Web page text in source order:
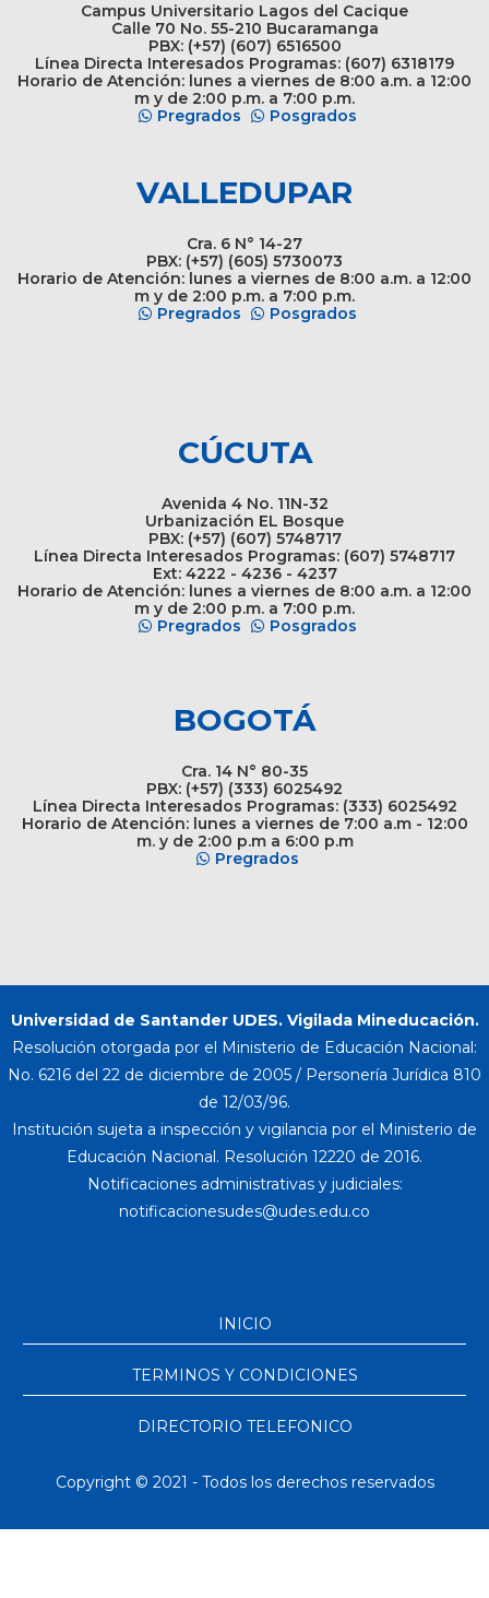
Campus Universitario Lagos del Cacique
Calle 70 No. 55-210 Bucaramanga
PBX: (+57) (607) 6516500
Línea Directa Interesados Programas: (607) 6318179
Horario de Atención: lunes a viernes de 8:00 a.m. a 12:00
m y de 2:00 p.m. a 7:00 p.m.
Pregrados
Posgrados
VALLEDUPAR
Cra. 6 N° 14-27
PBX: (+57) (605) 5730073
Horario de Atención: lunes a viernes de 8:00 a.m. a 12:00
m y de 2:00 p.m. a 7:00 p.m.
Pregrados
Posgrados
CÚCUTA
Avenida 4 No. 11N-32
Urbanización EL Bosque
PBX: (+57) (607) 5748717
Línea Directa Interesados Programas: (607) 5748717
Ext: 4222 - 4236 - 4237
Horario de Atención: lunes a viernes de 8:00 a.m. a 12:00
m y de 2:00 p.m. a 7:00 p.m.
Pregrados
Posgrados
BOGOTÁ
Cra. 14 N° 80-35
PBX: (+57) (333) 6025492
Línea Directa Interesados Programas: (333) 6025492
Horario de Atención: lunes a viernes de 7:00 a.m - 12:00
m. y de 2:00 p.m a 6:00 p.m
Pregrados
Universidad de Santander UDES. Vigilada Mineducación.
Resolución otorgada por el Ministerio de Educación Nacional:
No. 6216 del 22 de diciembre de 2005 / Personería Jurídica 810
de 12/03/96.
Institución sujeta a inspección y vigilancia por el Ministerio de
Educación Nacional. Resolución 12220 de 2016.
Notificaciones administrativas y judiciales:
INICIO
TERMINOS Y CONDICIONES
DIRECTORIO TELEFONICO
Copyright © 2021 - Todos los derechos reservados